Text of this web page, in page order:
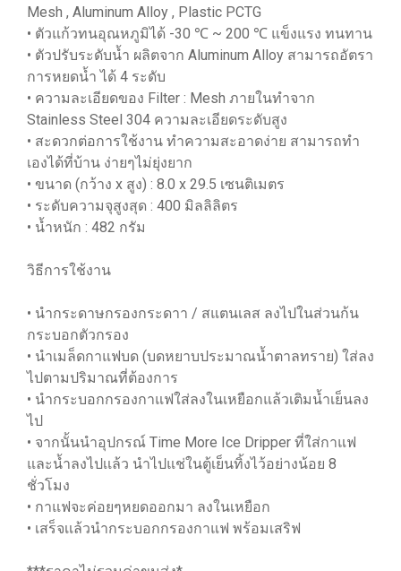
Mesh , Aluminum Alloy , Plastic PCTG
• ตัวแก้วทนอุณหภูมิได้ -30 ℃ ~ 200 ℃ แข็งแรง ทนทาน
• ตัวปรับระดับน้ำ ผลิตจาก Aluminum Alloy สามารถอัตรา
การหยดน้ำ ได้ 4 ระดับ
• ความละเอียดของ Filter : Mesh ภายในทำจาก
Stainless Steel 304 ความละเอียดระดับสูง
• สะดวกต่อการใช้งาน ทำความสะอาดง่าย สามารถทำ
เองได้ที่บ้าน ง่ายๆไม่ยุ่งยาก
• ขนาด (กว้าง x สูง) : 8.0 x 29.5 เซนติเมตร
• ระดับความจุสูงสุด : 400 มิลลิลิตร
• น้ำหนัก : 482 กรัม
วิธีการใช้งาน
• นำกระดาษกรองกระดาา / สแตนเลส ลงไปในส่วนก้น
กระบอกตัวกรอง
• นำเมล็ดกาแฟบด (บดหยาบประมาณน้ำตาลทราย) ใส่ลง
ไปตามปริมาณที่ต้องการ
• นำกระบอกกรองกาแฟใส่ลงในเหยือกแล้วเติมน้ำเย็นลง
ไป
• จากนั้นนำอุปกรณ์ Time More Ice Dripper ที่ใส่กาแฟ
และน้ำลงไปเเล้ว นำไปแช่ในตู้เย็นทิ้งไว้อย่างน้อย 8
ชั่วโมง
• กาแฟจะค่อยๆหยดออกมา ลงในเหยือก
• เสร็จเเล้วนำกระบอกกรองกาแฟ พร้อมเสริฟ